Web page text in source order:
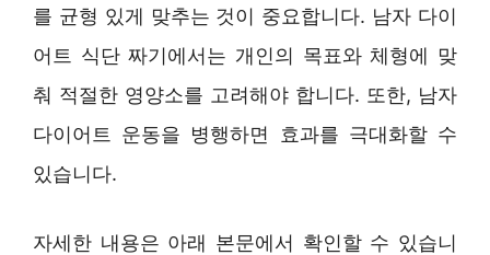
를 균형 있게 맞추는 것이 중요합니다. 남자 다이
어트 식단 짜기에서는 개인의 목표와 체형에 맞
춰 적절한 영양소를 고려해야 합니다. 또한, 남자
다이어트 운동을 병행하면 효과를 극대화할 수
있습니다.
자세한 내용은 아래 본문에서 확인할 수 있습니